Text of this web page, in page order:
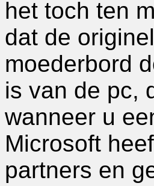
het toch ten
dat de
moederbord
is van de pc,
wanneer u
Microsoft
partners en